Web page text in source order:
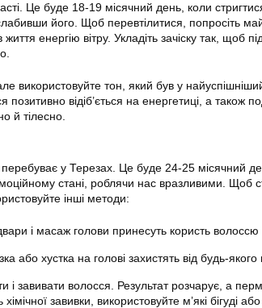
Це буде 18-19 місячний день, коли
його. Щоб перевтілитися, попросіть
енергію вітру. Укладіть зачіску так, щоб
використовуйте тон, який був у
позитивно відіб’ється на енергетиці, а також
й тілесно.
у Терезах. Це буде 24-25 місячний
стані, роблячи нас вразливими. Щоб
інші методи:
і масаж голови принесуть користь волоссю
або хустка на голові захистять від будь-якого
і завивати волосся. Результат розчарує, а
завивки, використовуйте м’які бігуді